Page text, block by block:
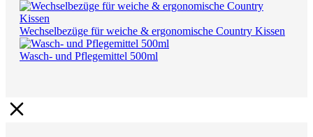
Wechselbezüge für weiche & ergonomische Country Kissen
Wasch- und Pflegemittel 500ml